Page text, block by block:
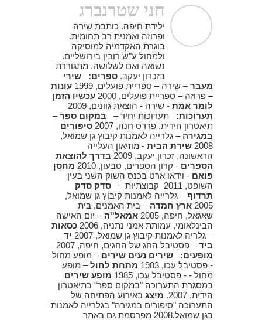
חני שטרנברג
ילידת חיפה. כותבת שירה
ופרוזה ואמנית רב תחומית.
בוגרת האקדמיה למוסיקה
ולמחול ע"ש רובין בירושליים.
נשואה ואם לשלושה. מתגוררת
בזכרון יעקב. ספרים:
שירי
מעבר– שירה – ספריית פועלים, 1999
עונות
– פרוזה – ספריית פועלים, 2000
עכשיו הזמן
לומר אמת - שירה - הוצאת גוונים, 2009
תערוכות: תערוכות יחיד – במקום ספר–
תיאטרון הידית, פרדס חנה, 2007
סיפורים
במגירה – גלרייה לאמנות קיבוץ גן שמואל,
2008 שירת הבית - מוזיאון העלייה
הראשונה, זכרון יעקב, 2009
בדרך להוצאת
הספרים - קרון הספרים, טבעון, 2010
מחסן
פואם - וידאו ארט בכנס השוק השני בעין
השופט, 2011 קבוצתיות –
סדק סדק
תרדוף – גלרייה לאמנות קיבוץ גן שמואל,
2005 ארץ חמדה – בית האמנים, בית
שאגאל, חיפה, 2005
אמאל''ה – יום האישה
הבינלאומי, עמותת אמני נתניה, 2006
כסאות
– גלריה לאמנות קיבוץ גן שמואל, 2007
יד
ביד– פסטיבל החג של החגים, חיפה, 2007
מופעים:
שירים נעים שירים – מופע מחול
- פסטיבל עכו, 1983
מתחת לחול– מופע
מחול - - פסטיבל עכו, 1985
מופע שירים
במסגרת התערוכה "במקום ספר" בתיאטרון
הידית, 2007.
מיצג באירוע הפתיחה של
התערוכה "סיפורים במגירה" בגלרייה לאמנות
בגן שמואל.2008 מפרסמת גם באתר